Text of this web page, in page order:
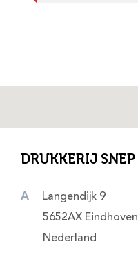
DRUKKERIJ SNEP
A
Langendijk 9
5652AX Eindhoven
Nederland